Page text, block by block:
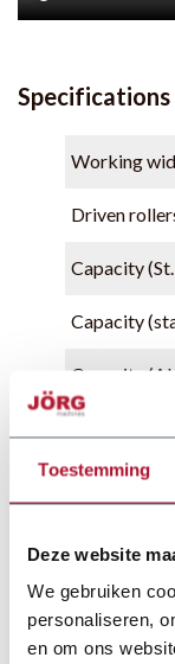
Toestemming
Deze website
We gebruiken
personaliseren,
en om ons
Specifications
Working
Driven
Capacity
Capacity
Capacity
Working
Power
Engine